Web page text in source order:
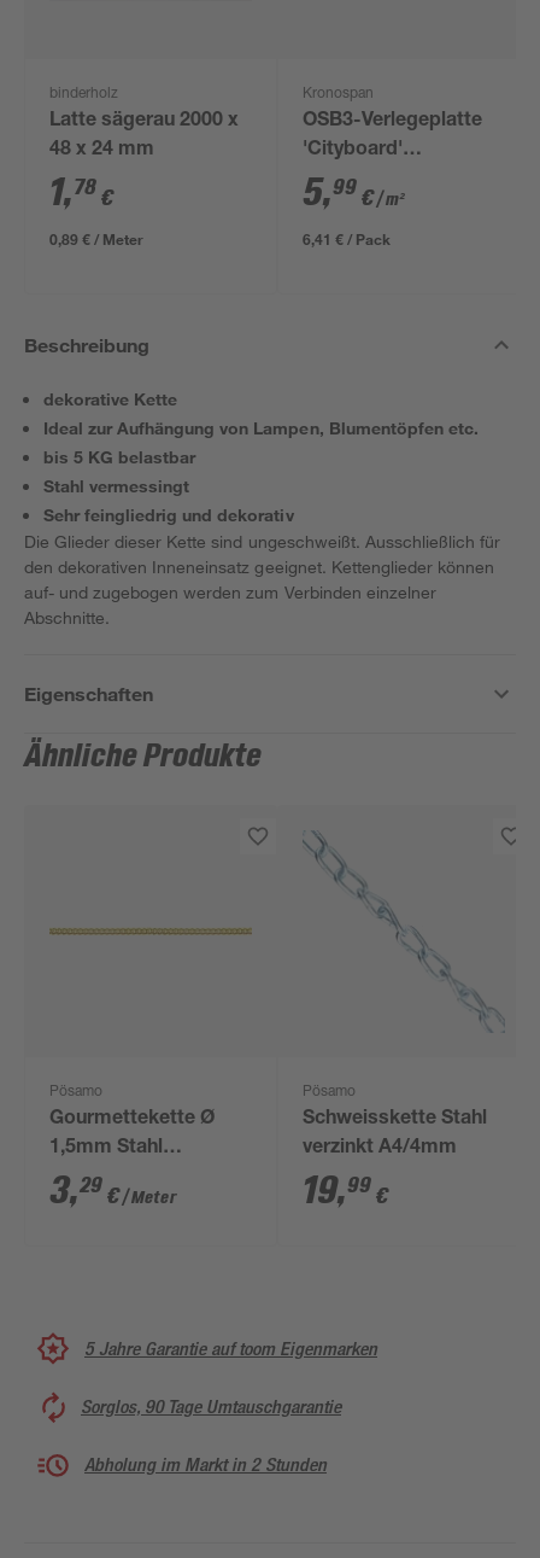
binderholz
Latte sägerau 2000 x
48 x 24 mm
1,78 €
0,89 € / Meter
Kronospan
OSB3-Verlegeplatte
'Cityboard'
ungeschliffen 1690 x
634 x 12 mm
5,99 €/ m²
6,41 € / Pack
Beschreibung
dekorative Kette
Ideal zur Aufhängung von Lampen, Blumentöpfen etc.
bis 5 KG belastbar
Stahl vermessingt
Sehr feingliedrig und dekorativ
Die Glieder dieser Kette sind ungeschweißt. Ausschließlich für
den dekorativen Inneneinsatz geeignet. Kettenglieder können
auf- und zugebogen werden zum Verbinden einzelner
Abschnitte.
Eigenschaften
Ähnliche Produkte
Pösamo
Gourmettekette Ø
1,5mm Stahl
vermessingt
3,29 €/ Meter
Pösamo
Schweisskette Stahl
verzinkt A4/4mm
19,99 €
5 Jahre Garantie auf toom Eigenmarken
Sorglos, 90 Tage Umtauschgarantie
Abholung im Markt in 2 Stunden